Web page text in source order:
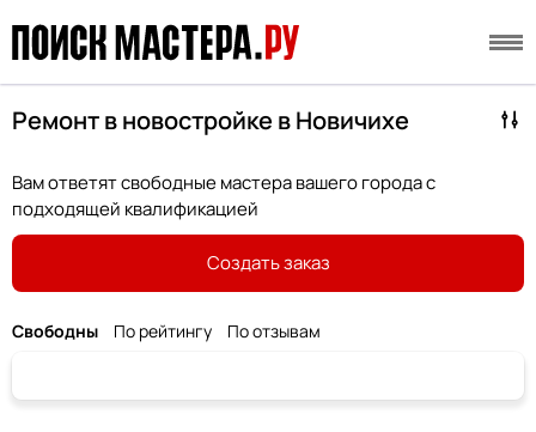
Ремонт в новостройке в Новичихе
Вам ответят свободные мастера вашего города с
подходящей квалификацией
Создать заказ
Свободны По рейтингу По отзывам